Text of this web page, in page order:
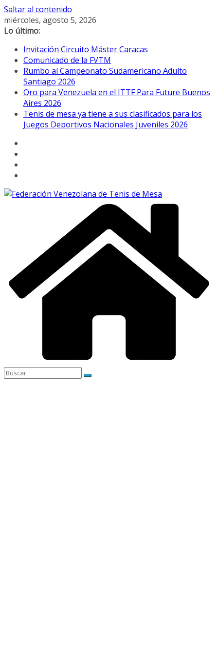
Saltar al contenido
miércoles, agosto 5, 2026
Lo último:
Invitación Circuito Máster Caracas
Comunicado de la FVTM
Rumbo al Campeonato Sudamericano Adulto
Santiago 2026
Oro para Venezuela en el ITTF Para Future Buenos
Aires 2026
Tenis de mesa ya tiene a sus clasificados para los
Juegos Deportivos Nacionales Juveniles 2026